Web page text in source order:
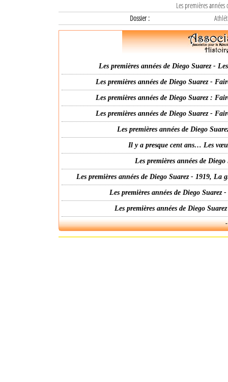
Les premières
Dossier :
Les premières années de Diego Suarez -
Les premières années de Diego Suarez -
Les premières années de Diego Suarez :
Les premières années de Diego Suarez -
Les premières années de Diego
Il y a presque cent ans… Les
Les premières années de
Les premières années de Diego Suarez - 1919,
Les premières années de Diego
Les premières années de Diego